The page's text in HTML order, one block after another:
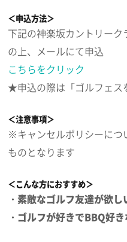
＜申込方法＞
下記の神楽坂カントリー
の上、メールにて申込
こちらをクリック
★申込の際は「ゴルフェス
＜注意事項＞
※キャンセルポリシーにつ
ものとなります
＜こんな方におすすめ＞
・素敵なゴルフ友達が欲し
・ゴルフが好きでBBQ好